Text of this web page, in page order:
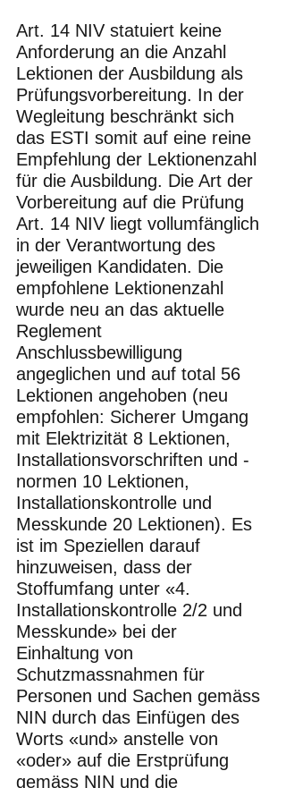
Art. 14 NIV statuiert keine
Anforderung an die Anzahl
Lektionen der Ausbildung als
Prüfungsvorbereitung. In der
Wegleitung beschränkt sich
das ESTI somit auf eine reine
Empfehlung der Lektionenzahl
für die Ausbildung. Die Art der
Vorbereitung auf die Prüfung
Art. 14 NIV liegt vollumfänglich
in der Verantwortung des
jeweiligen Kandidaten. Die
empfohlene Lektionenzahl
wurde neu an das aktuelle
Reglement
Anschlussbewilligung
angeglichen und auf total 56
Lektionen angehoben (neu
empfohlen: Sicherer Umgang
mit Elektrizität 8 Lektionen,
Installationsvorschriften und -
normen 10 Lektionen,
Installationskontrolle und
Messkunde 20 Lektionen). Es
ist im Speziellen darauf
hinzuweisen, dass der
Stoffumfang unter «4.
Installationskontrolle 2/2 und
Messkunde» bei der
Einhaltung von
Schutzmassnahmen für
Personen und Sachen gemäss
NIN durch das Einfügen des
Worts «und» anstelle von
«oder» auf die Erstprüfung
gemäss NIN und die